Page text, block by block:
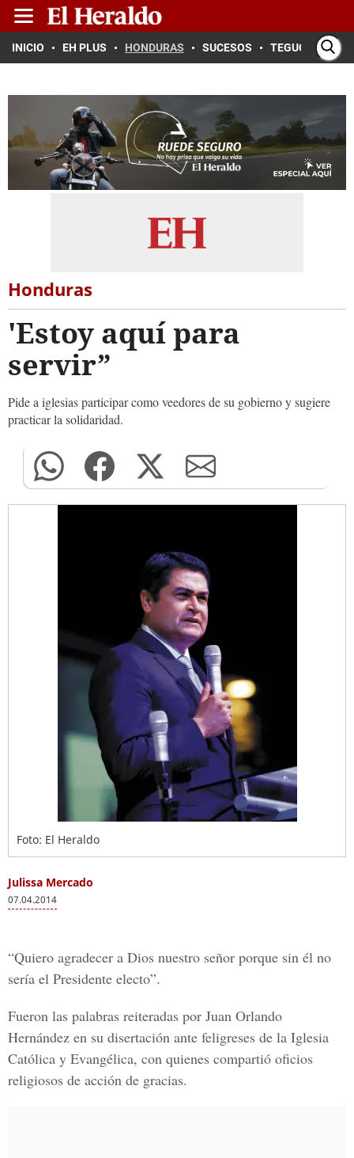
INICIO EH PLUS HONDURAS SUCESOS TEGUCIGALPA
Honduras
'Estoy aquí para
servir”
Pide a iglesias participar como veedores de su gobierno y sugiere
practicar la solidaridad.
Foto: El Heraldo
Julissa Mercado
07.04.2014
“Quiero agradecer a Dios nuestro señor porque sin él no
sería el Presidente electo”.
Fueron las palabras reiteradas por Juan Orlando
Hernández en su disertación ante feligreses de la Iglesia
Católica y Evangélica, con quienes compartió oficios
religiosos de acción de gracias.